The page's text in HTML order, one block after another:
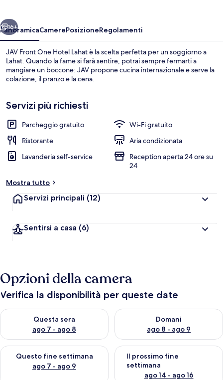
Ingresso interno
Avanti
16+
PanoramicaCamerePosizioneRegolamenti
JAV Front One Hotel Lahat è la scelta perfetta per un soggiorno a
Lahat. Quando la fame si farà sentire, potrai sempre fermarti a
mangiare un boccone: JAV propone cucina internazionale e serve la
colazione, il pranzo e la cena.
Servizi più richiesti
Parcheggio gratuito
Wi-Fi gratuito
Ristorante
Aria condizionata
Lavanderia self-service
Reception aperta 24 ore su
24
Mostra tutto
Servizi principali (12)
Sentirsi a casa (6)
Opzioni della camera
Verifica la disponibilità per queste date
Questa sera
ago 7 - ago 8
Verifica la disponibilità per questa sera, ago 7 - ago 8
Domani
ago 8 - ago 9
Verifica la disponibilità per
Questo fine settimana
ago 7 - ago 9
Verifica la disponibilità per questo fine settimana, ago 7 - ago
Il prossimo fine
settimana
ago 14 - ago 16
Verifica la disponibilità per il